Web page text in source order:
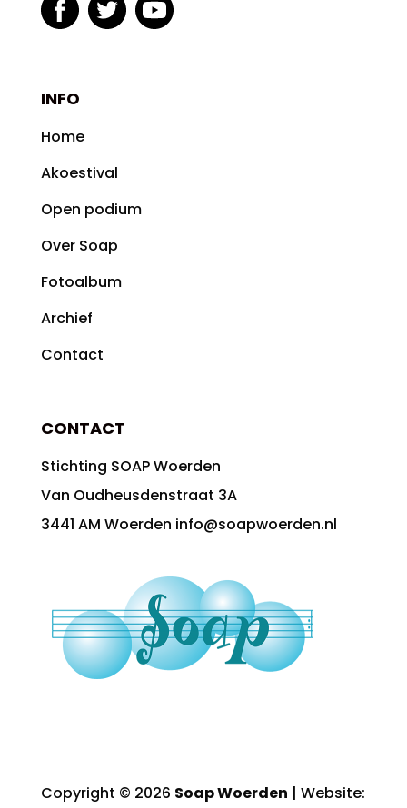
INFO
Home
Akoestival
Open podium
Over Soap
Fotoalbum
Archief
Contact
CONTACT
Stichting SOAP Woerden
Van Oudheusdenstraat 3A
3441 AM Woerden info@soapwoerden.nl
Copyright © 2026 Soap Woerden | Website: